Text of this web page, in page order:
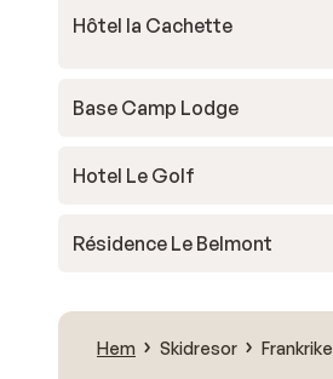
Hôtel la Cachette
Base Camp Lodge
Hotel Le Golf
Résidence Le Belmont
Hem Skidresor Frankrike